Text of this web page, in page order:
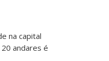
na capital
andares é